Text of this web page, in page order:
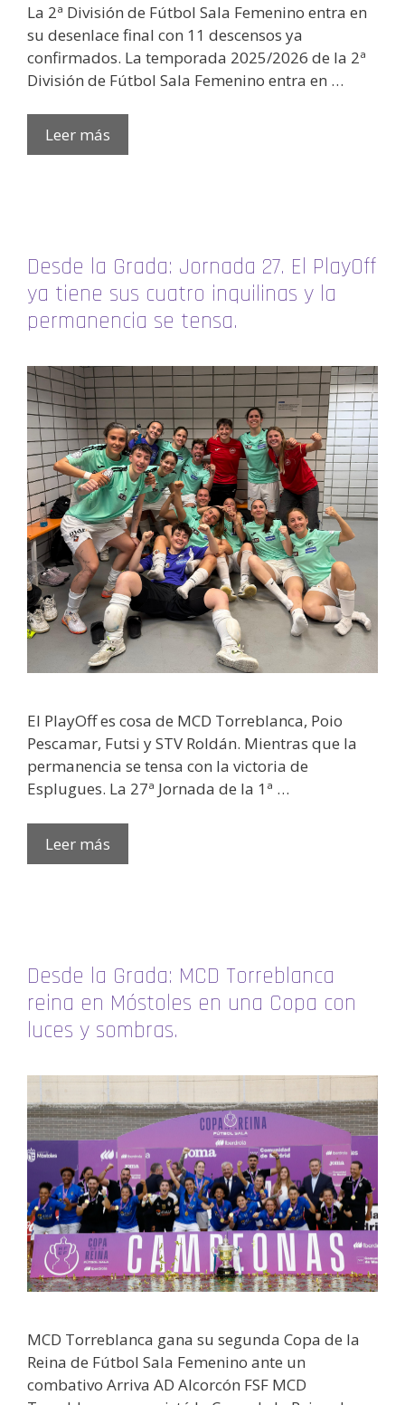
La 2ª División de Fútbol Sala Femenino entra en
su desenlace final con 11 descensos ya
confirmados. La temporada 2025/2026 de la 2ª
División de Fútbol Sala Femenino entra en …
Leer más
Desde la Grada: Jornada 27. El PlayOff
ya tiene sus cuatro inquilinas y la
permanencia se tensa.
El PlayOff es cosa de MCD Torreblanca, Poio
Pescamar, Futsi y STV Roldán. Mientras que la
permanencia se tensa con la victoria de
Esplugues. La 27ª Jornada de la 1ª …
Leer más
Desde la Grada: MCD Torreblanca
reina en Móstoles en una Copa con
luces y sombras.
MCD Torreblanca gana su segunda Copa de la
Reina de Fútbol Sala Femenino ante un
combativo Arriva AD Alcorcón FSF MCD